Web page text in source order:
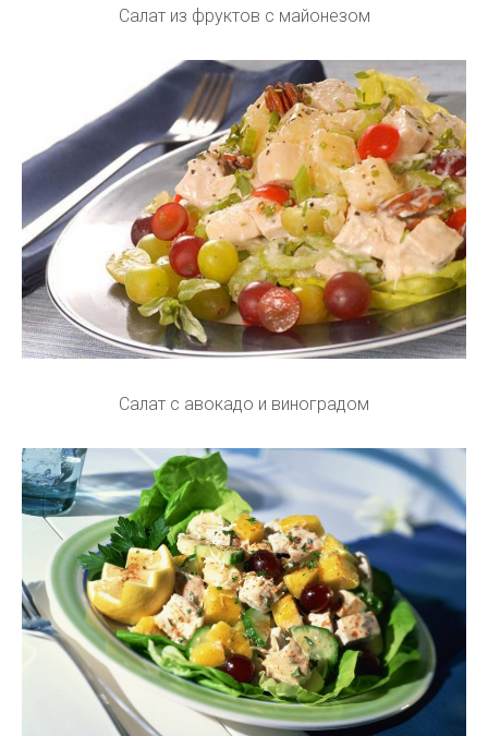
Салат из фруктов с майонезом
Салат с авокадо и виноградом